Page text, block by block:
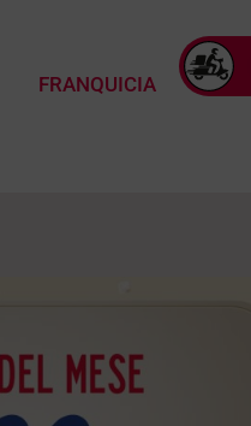
FRANQUICIA